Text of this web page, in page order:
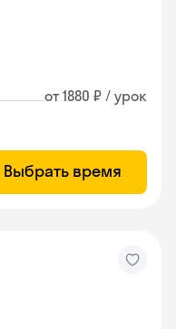
от 1880 ₽ / урок
Выбрать время